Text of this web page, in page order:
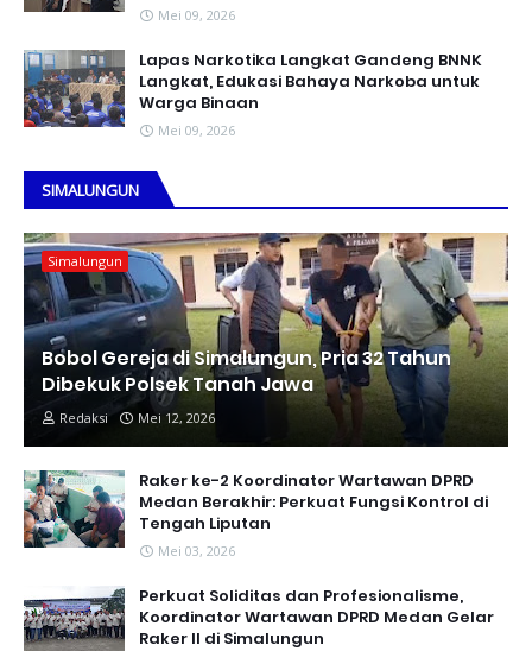
Mei 09, 2026
Lapas Narkotika Langkat Gandeng BNNK
Langkat, Edukasi Bahaya Narkoba untuk
Warga Binaan
Mei 09, 2026
SIMALUNGUN
Simalungun
Bobol Gereja di Simalungun, Pria 32 Tahun
Dibekuk Polsek Tanah Jawa
Redaksi Mei 12, 2026
Raker ke-2 Koordinator Wartawan DPRD
Medan Berakhir: Perkuat Fungsi Kontrol di
Tengah Liputan
Mei 03, 2026
Perkuat Soliditas dan Profesionalisme,
Koordinator Wartawan DPRD Medan Gelar
Raker II di Simalungun